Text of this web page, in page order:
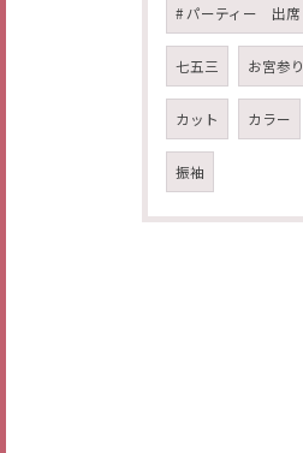
# パーティー 出席
七五三 お宮参り
カット カラー
振袖